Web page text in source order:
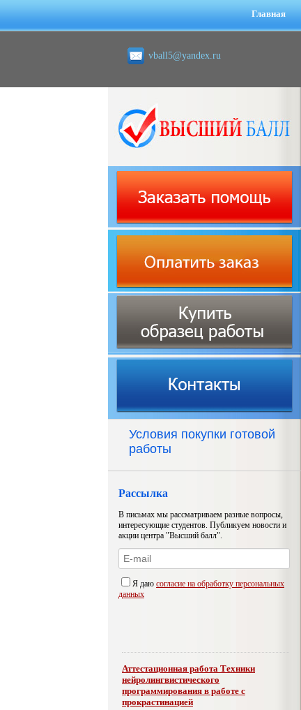
Главная
vball5@yandex.ru
Условия покупки готовой
работы
Рассылка
В письмах мы рассматриваем разные вопросы,
интересующие студентов. Публикуем новости и
акции центра "Высший балл".
Я даю согласие на обработку персональных
данных
Аттестационная работа Техники
нейролингвистического
программирования в работе с
прокрастинацией